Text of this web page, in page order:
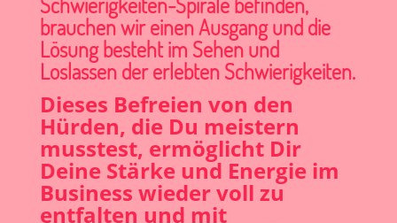
brauchen wir einen Ausgang und die
Lösung besteht im Sehen und
Loslassen der erlebten Schwierigkeiten.
Dieses Befreien von den
Hürden, die Du meistern
musstest, ermöglicht Dir
Deine Stärke und Energie im
Business wieder voll zu
entfalten und mit